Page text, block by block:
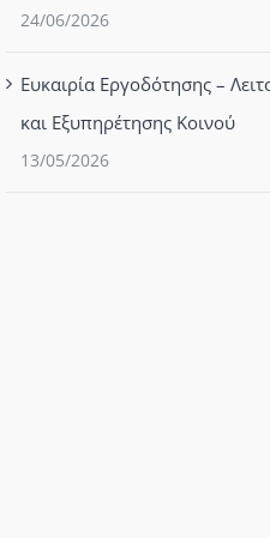
24/06/2026
Ευκαιρία Εργοδότησης –
και Εξυπηρέτησης Κοινού
13/05/2026